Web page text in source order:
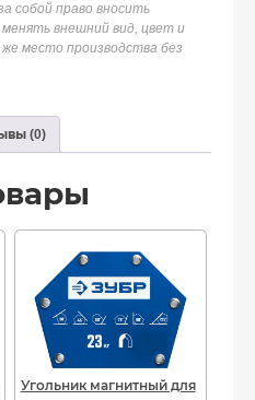
собой право вносить
внешний вид, цвет и
место производства без
(0)
Угольник магнитный для